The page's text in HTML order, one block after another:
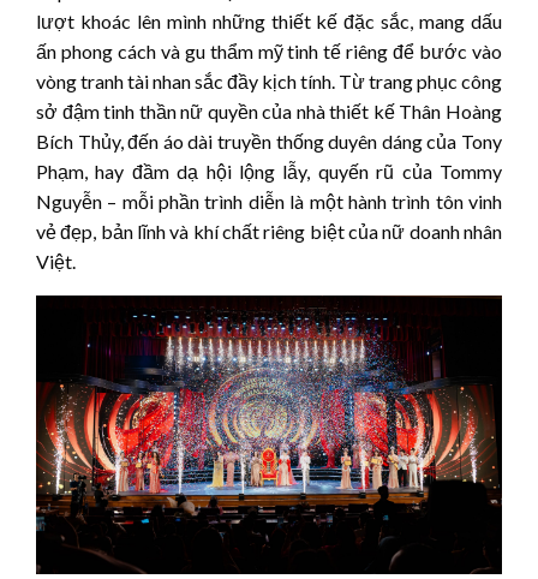
lượt khoác lên mình những thiết kế đặc sắc, mang dấu
ấn phong cách và gu thẩm mỹ tinh tế riêng để bước vào
vòng tranh tài nhan sắc đầy kịch tính. Từ trang phục công
sở đậm tinh thần nữ quyền của nhà thiết kế Thân Hoàng
Bích Thủy, đến áo dài truyền thống duyên dáng của Tony
Phạm, hay đầm dạ hội lộng lẫy, quyến rũ của Tommy
Nguyễn – mỗi phần trình diễn là một hành trình tôn vinh
vẻ đẹp, bản lĩnh và khí chất riêng biệt của nữ doanh nhân
Việt.